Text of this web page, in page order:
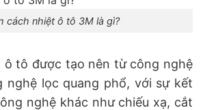
cách nhiệt ô tô 3M là gì?
ô tô được tạo nên từ công nghệ
nghệ lọc quang phổ, với sự kết
nghệ khác như chiếu xạ, cắt